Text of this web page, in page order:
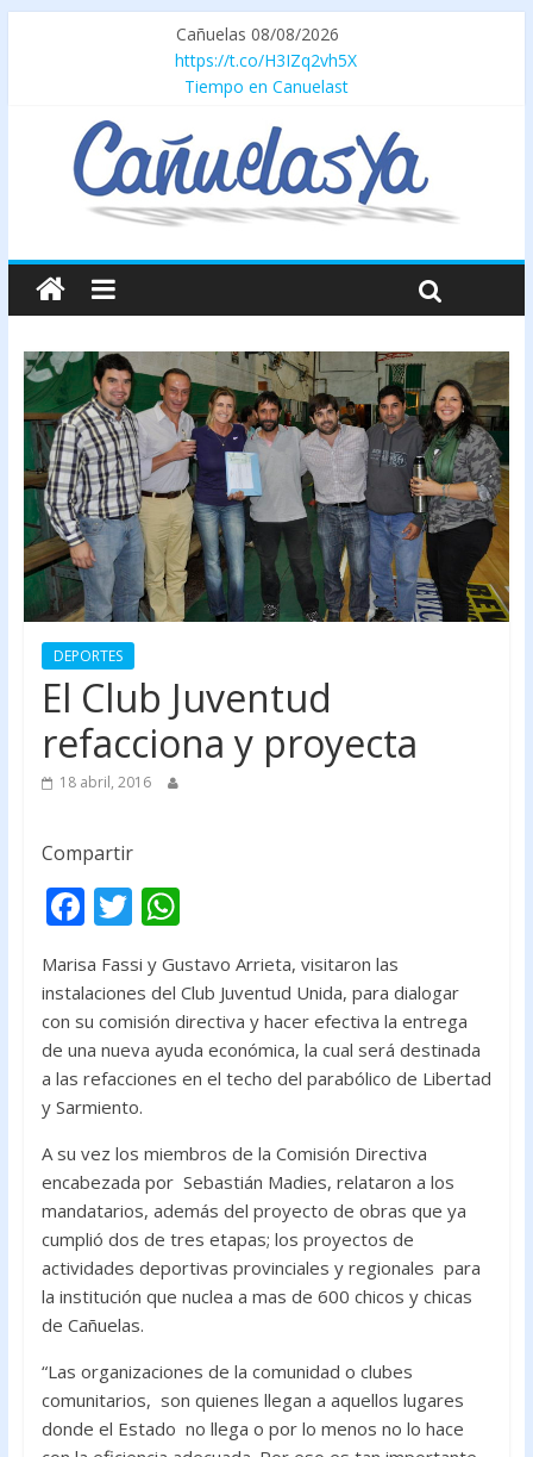
Cañuelas 08/08/2026
https://t.co/H3IZq2vh5X
Tiempo en Canuelast
DEPORTES
El Club Juventud
refacciona y proyecta
18 abril, 2016
Compartir
F
e
b
o
o
T
itt
er
W
at
s
A
p
p
Marisa Fassi y Gustavo Arrieta, visitaron las
instalaciones del Club Juventud Unida, para dialogar
con su comisión directiva y hacer efectiva la entrega
de una nueva ayuda económica, la cual será destinada
a las refacciones en el techo del parabólico de Libertad
y Sarmiento.
A su vez los miembros de la Comisión Directiva
encabezada por Sebastián Madies, relataron a los
mandatarios, además del proyecto de obras que ya
cumplió dos de tres etapas; los proyectos de
actividades deportivas provinciales y regionales para
la institución que nuclea a mas de 600 chicos y chicas
de Cañuelas.
“Las organizaciones de la comunidad o clubes
comunitarios, son quienes llegan a aquellos lugares
donde el Estado no llega o por lo menos no lo hace